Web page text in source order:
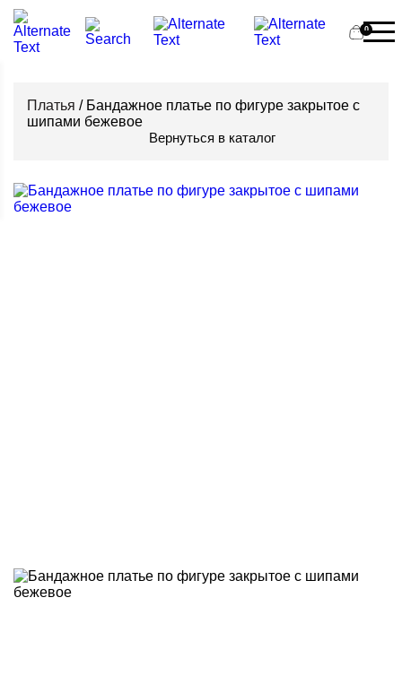
0
Платья / Бандажное платье по фигуре закрытое с
шипами бежевое
Вернуться в каталог